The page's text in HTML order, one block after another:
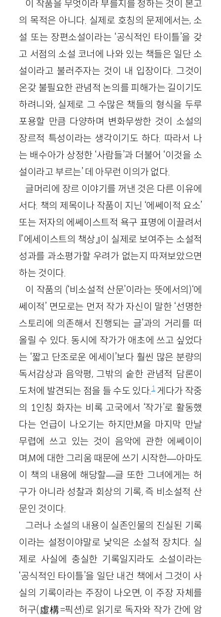
이 작품을 무엇이라 부를지를 정하는 것이 본고
의 목적은 아니다. 실제로 호칭의 문제에서는, 소
설 또는 장편소설이라는 ‘공식적인 타이틀’을 갖
고 서점의 소설 코너에 나와 있는 책들은 일단 소
설이라고 불러주자는 것이 내 입장이다. 그것이
온갖 불필요한 관념적 논의를 피해가는 길이기도
하려니와, 실제로 그 수많은 책들의 형식을 두루
포용할 만큼 다양하며 변화무쌍한 것이 소설의
장르적 특성이라는 생각이기도 하다. 따라서 나
는 배수아가 상정한 ‘사람들’과 더불어 ‘이것을 소
설이라고 부르는’ 데 아무런 이의가 없다.
글머리에 장르 이야기를 꺼낸 것은 다른 이유에
서다. 책의 제목이나 작품이 지닌 ‘에쎄이적 요소’
또는 저자의 에쎄이스트적 욕구 표명에 이끌려서
『에세이스트의 책상』이 실제로 보여주는 소설적
성과를 과소평가할 우려가 없는지 따져보았으면
하는 것이다.
이 작품의 (‘비소설적 산문’이라는 뜻에서의)‘에
쎄이적’ 면모로는 먼저 작가 자신이 말한 ‘선명한
스토리에 의존해서 진행되는 글’과의 거리를 떠
올릴 수 있다. 동시에 작가가 애초에 쓰고 싶었다
는 ‘짧고 단조로운 에세이’보다 훨씬 많은 분량의
독서감상과 음악평, 그밖의 숱한 관념적 담론이
도처에 발견되는 점을 들 수도 있다.1게다가 작중
의 1인칭 화자는 비록 고국에서 ‘작가’로 활동했
다는 언급이 나오기는 하지만,M을 마지막 만날
무렵에 쓰고 있는 것이 음악에 관한 에쎄이이
며,M에 대한 그리움 때문에 쓰기 시작한―아마도
이 책의 내용에 해당할―글 또한 그녀에게는 허
구가 아니라 성찰과 회상의 기록, 즉 비소설적 산
문인 것이다.
그러나 소설의 내용이 실존인물의 진실된 기록
이라는 설정이야말로 낯익은 소설적 장치다. 실
제로 사실에 충실한 기록일지라도 소설이라는
‘공식적인 타이틀’을 일단 내건 책에서 그것이 사
실의 기록이라는 주장이 나오면, 이 주장 자체를
허구(虛構=픽션)로 읽기로 독자와 작가 간에 암